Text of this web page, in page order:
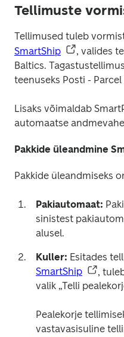
Tellimuste
SmartShip
, valides
Baltics.
teenuseks Posti -
Lisaks võimaldab
automaatse
Pakkide üleandmine
Pakkide üleandmiseks
Pakiautomaat:
sinistest
Kuller:
SmartShip
,
valik „Telli
Pealekorje